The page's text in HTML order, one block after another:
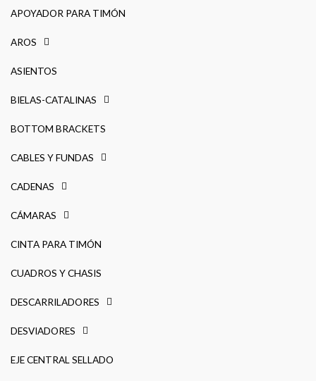
APOYADOR PARA TIMÓN
AROS
ASIENTOS
BIELAS-CATALINAS
BOTTOM BRACKETS
CABLES Y FUNDAS
CADENAS
CÁMARAS
CINTA PARA TIMÓN
CUADROS Y CHASIS
DESCARRILADORES
DESVIADORES
EJE CENTRAL SELLADO